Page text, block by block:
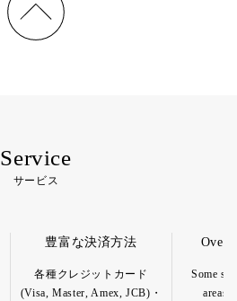
Service
サービス
豊富な決済方法
各種クレジットカード
(Visa, Master, Amex, JCB)・
Some
areas